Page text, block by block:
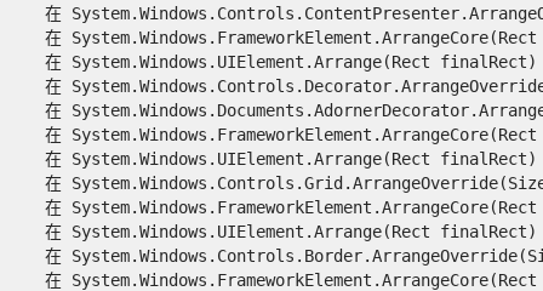
在
在 System.Windows.FrameworkElement.ArrangeCore(Rect
   在 System.Windows.UIElement.Arrange(Rect finalRect)
在
在
在 System.Windows.FrameworkElement.ArrangeCore(Rect
   在 System.Windows.UIElement.Arrange(Rect finalRect)
在
在 System.Windows.FrameworkElement.ArrangeCore(Rect
   在 System.Windows.UIElement.Arrange(Rect finalRect)
在
在 System.Windows.FrameworkElement.ArrangeCore(Rect